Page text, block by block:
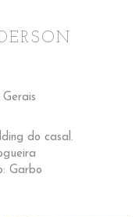
do casal.
Garbo